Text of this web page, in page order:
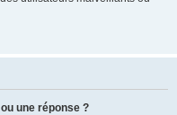
une réponse ?